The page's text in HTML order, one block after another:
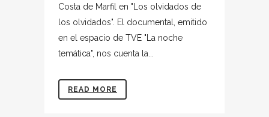
Costa de Marfil en "Los olvidados de
los olvidados". El documental, emitido
en el espacio de TVE "La noche
temática", nos cuenta la...
READ MORE